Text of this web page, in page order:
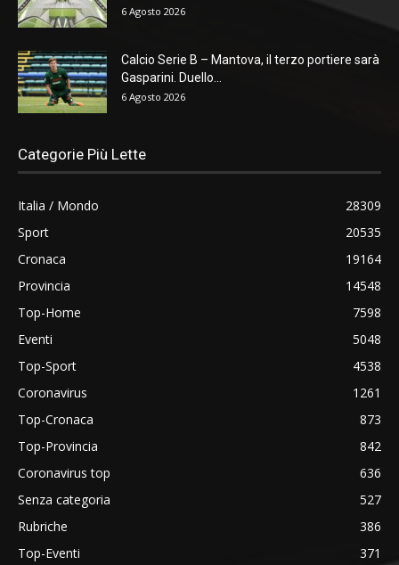
6 Agosto 2026
Calcio Serie B – Mantova, il terzo portiere sarà
Gasparini. Duello...
6 Agosto 2026
Categorie Più Lette
Italia / Mondo
28309
Sport
20535
Cronaca
19164
Provincia
14548
Top-Home
7598
Eventi
5048
Top-Sport
4538
Coronavirus
1261
Top-Cronaca
873
Top-Provincia
842
Coronavirus top
636
Senza categoria
527
Rubriche
386
Top-Eventi
371